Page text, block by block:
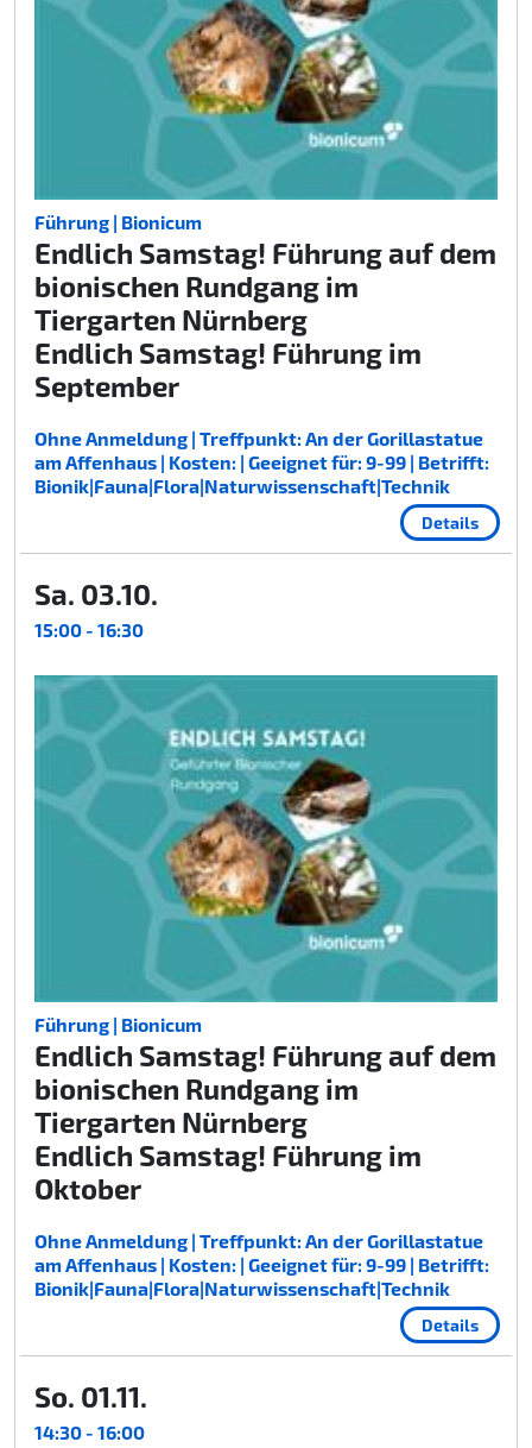
Führung | Bionicum
Endlich Samstag! Führung auf dem
bionischen Rundgang im
Tiergarten Nürnberg
Endlich Samstag! Führung im
September
Ohne Anmeldung | Treffpunkt: An der Gorillastatue
am Affenhaus | Kosten: | Geeignet für: 9-99 | Betrifft:
Bionik|Fauna|Flora|Naturwissenschaft|Technik
Details
Sa. 03.10.
15:00 - 16:30
Führung | Bionicum
Endlich Samstag! Führung auf dem
bionischen Rundgang im
Tiergarten Nürnberg
Endlich Samstag! Führung im
Oktober
Ohne Anmeldung | Treffpunkt: An der Gorillastatue
am Affenhaus | Kosten: | Geeignet für: 9-99 | Betrifft:
Bionik|Fauna|Flora|Naturwissenschaft|Technik
Details
So. 01.11.
14:30 - 16:00